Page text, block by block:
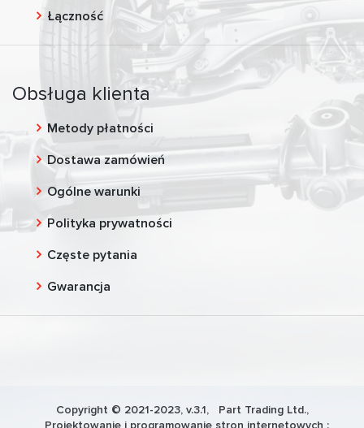
Łączność
Obsługa klienta
Metody płatności
Dostawa zamówień
Ogólne warunki
Polityka prywatności
Częste pytania
Gwarancja
Copyright © 2021-2023, v.3.1, Part Trading Ltd.,
Projektowanie i programowanie stron internetowych :